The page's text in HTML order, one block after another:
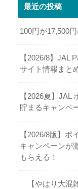
最近の投稿
100円が17,500
【2026/8】JAL
サイト情報まと
【2026夏】JAL
貯まるキャンペ
【2026/8版】
キャンペーンが
もらえる！
【やはり大混